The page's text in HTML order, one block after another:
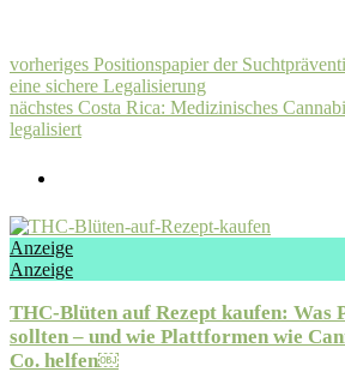
vorheriges Positionspapier der
eine sichere Legalisierung
nächstes Costa Rica: Medizinisches
legalisiert
Anzeige
Anzeige
THC-Blüten auf Rezept kaufen: Was
sollten – und wie Plattformen wie
Co. helfen￼